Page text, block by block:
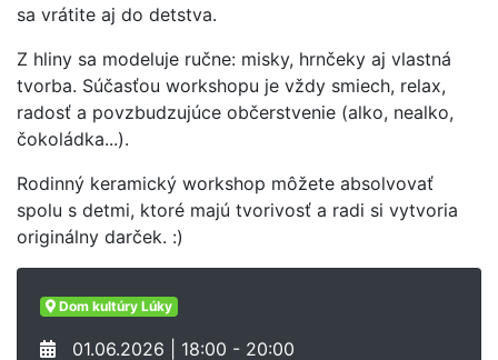
sa vrátite aj do detstva.
Z hliny sa modeluje ručne: misky, hrnčeky aj vlastná
tvorba. Súčasťou workshopu je vždy smiech, relax,
radosť a povzbudzujúce občerstvenie (alko, nealko,
čokoládka...).
Rodinný keramický workshop môžete absolvovať
spolu s detmi, ktoré majú tvorivosť a radi si vytvoria
originálny darček. :)
Dom kultúry Lúky
01.06.2026 | 18:00 - 20:00